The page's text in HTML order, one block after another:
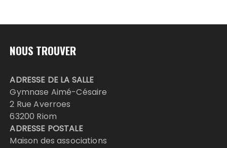
NOUS TROUVER
ADRESSE DE LA SALLE
Gymnase Aimé-Césaire
2 Rue Averroes
63200 Riom
ADRESSE POSTALE
Maison des associations